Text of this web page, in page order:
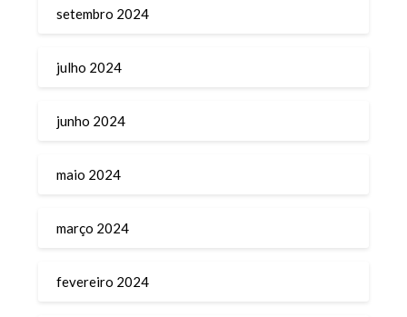
setembro 2024
julho 2024
junho 2024
maio 2024
março 2024
fevereiro 2024